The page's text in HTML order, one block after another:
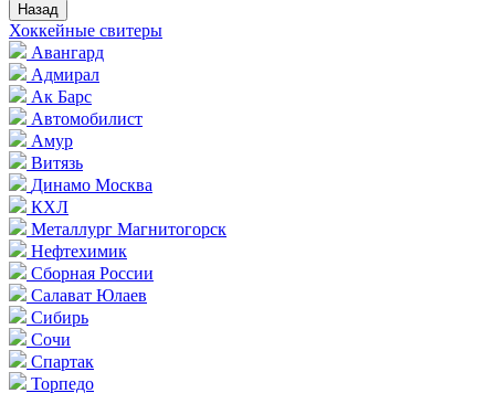
Назад
Хоккейные свитеры
Авангард
Адмирал
Ак Барс
Автомобилист
Амур
Витязь
Динамо Москва
КХЛ
Металлург Магнитогорск
Нефтехимик
Сборная России
Салават Юлаев
Сибирь
Сочи
Спартак
Торпедо